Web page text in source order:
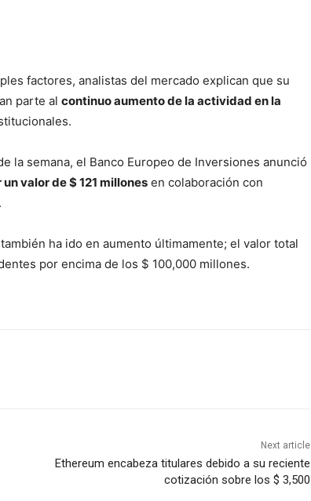
factores, analistas del mercado explican que su
parte al continuo aumento de la actividad en la
la semana, el Banco Europeo de Inversiones anunció
valor de $ 121 millones en colaboración con
ha ido en aumento últimamente; el valor total
por encima de los $ 100,000 millones.
Next article
Ethereum encabeza titulares debido a su reciente
cotización sobre los $ 3,500